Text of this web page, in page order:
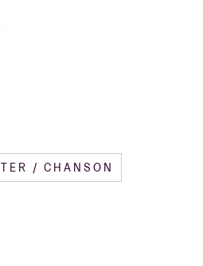
radio's, in de afdeling
haar debuutcd bij
aan toe.)
/ CHANSON